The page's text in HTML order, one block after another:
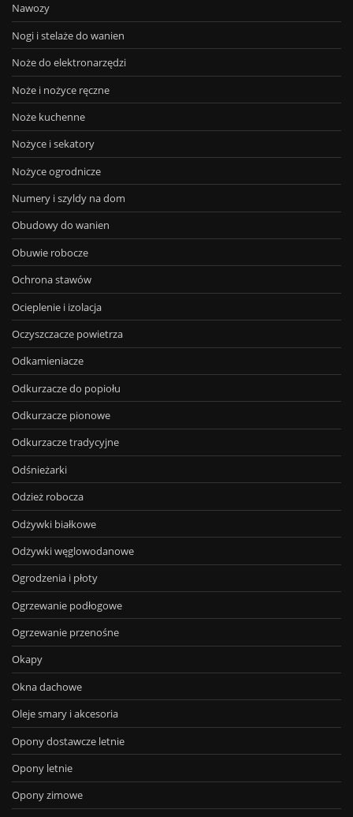
Nawozy
Nogi i stelaże do wanien
Noże do elektronarzędzi
Noże i nożyce ręczne
Noże kuchenne
Nożyce i sekatory
Nożyce ogrodnicze
Numery i szyldy na dom
Obudowy do wanien
Obuwie robocze
Ochrona stawów
Ocieplenie i izolacja
Oczyszczacze powietrza
Odkamieniacze
Odkurzacze do popiołu
Odkurzacze pionowe
Odkurzacze tradycyjne
Odśnieżarki
Odzież robocza
Odżywki białkowe
Odżywki węglowodanowe
Ogrodzenia i płoty
Ogrzewanie podłogowe
Ogrzewanie przenośne
Okapy
Okna dachowe
Oleje smary i akcesoria
Opony dostawcze letnie
Opony letnie
Opony zimowe